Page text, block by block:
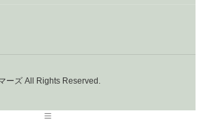
ーズ All Rights Reserved.